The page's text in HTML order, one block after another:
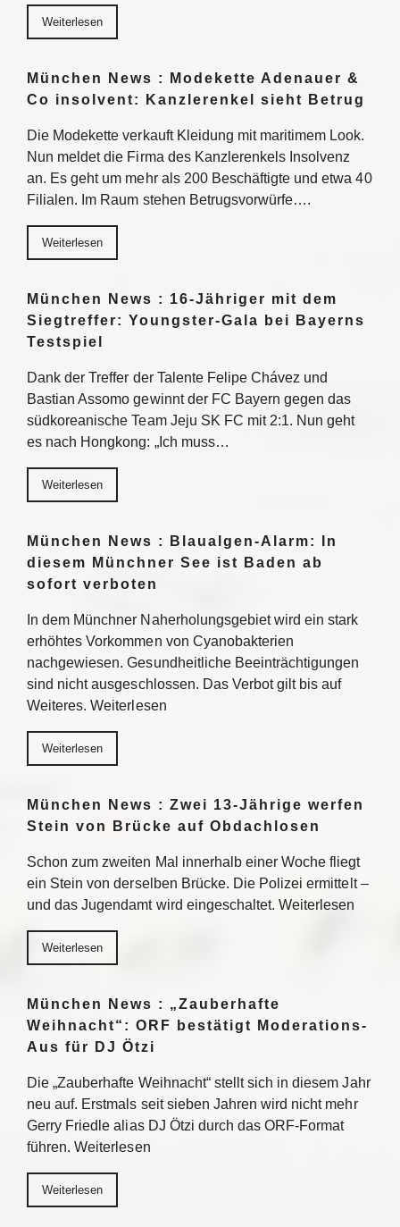
Weiterlesen
München News : Modekette Adenauer &
Co insolvent: Kanzlerenkel sieht Betrug
Die Modekette verkauft Kleidung mit maritimem Look.
Nun meldet die Firma des Kanzlerenkels Insolvenz
an. Es geht um mehr als 200 Beschäftigte und etwa 40
Filialen. Im Raum stehen Betrugsvorwürfe….
Weiterlesen
München News : 16-Jähriger mit dem
Siegtreffer: Youngster-Gala bei Bayerns
Testspiel
Dank der Treffer der Talente Felipe Chávez und
Bastian Assomo gewinnt der FC Bayern gegen das
südkoreanische Team Jeju SK FC mit 2:1. Nun geht
es nach Hongkong: „Ich muss…
Weiterlesen
München News : Blaualgen-Alarm: In
diesem Münchner See ist Baden ab
sofort verboten
In dem Münchner Naherholungsgebiet wird ein stark
erhöhtes Vorkommen von Cyanobakterien
nachgewiesen. Gesundheitliche Beeinträchtigungen
sind nicht ausgeschlossen. Das Verbot gilt bis auf
Weiteres. Weiterlesen
Weiterlesen
München News : Zwei 13-Jährige werfen
Stein von Brücke auf Obdachlosen
Schon zum zweiten Mal innerhalb einer Woche fliegt
ein Stein von derselben Brücke. Die Polizei ermittelt –
und das Jugendamt wird eingeschaltet. Weiterlesen
Weiterlesen
München News : „Zauberhafte
Weihnacht“: ORF bestätigt Moderations-
Aus für DJ Ötzi
Die „Zauberhafte Weihnacht“ stellt sich in diesem Jahr
neu auf. Erstmals seit sieben Jahren wird nicht mehr
Gerry Friedle alias DJ Ötzi durch das ORF-Format
führen. Weiterlesen
Weiterlesen